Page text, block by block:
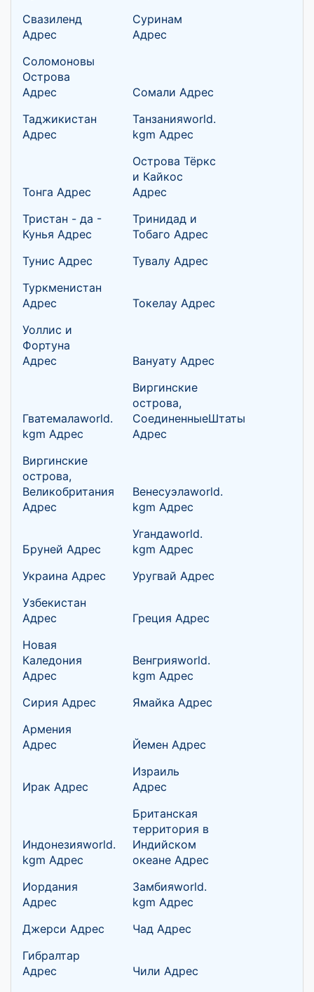
Свазиленд
Адрес
Суринам
Адрес
Соломоновы
Острова
Адрес
Сомали Адрес
Таджикистан
Адрес
Танзанияworld.
kgm Адрес
Тонга Адрес
Острова Тёркс
и Кайкос
Адрес
Тристан - да -
Кунья Адрес
Тринидад и
Тобаго Адрес
Тунис Адрес
Тувалу Адрес
Туркменистан
Адрес
Токелау Адрес
Уоллис и
Фортуна
Адрес
Вануату Адрес
Гватемалаworld.
kgm Адрес
Виргинские
острова,
СоединенныеШтаты
Адрес
Виргинские
острова,
Великобритания
Адрес
Венесуэлаworld.
kgm Адрес
Бруней Адрес
Угандаworld.
kgm Адрес
Украина Адрес
Уругвай Адрес
Узбекистан
Адрес
Греция Адрес
Новая
Каледония
Адрес
Венгрияworld.
kgm Адрес
Сирия Адрес
Ямайка Адрес
Армения
Адрес
Йемен Адрес
Ирак Адрес
Израиль
Адрес
Индонезияworld.
kgm Адрес
Британская
территория в
Индийском
океане Адрес
Иордания
Адрес
Замбияworld.
kgm Адрес
Джерси Адрес
Чад Адрес
Гибралтар
Адрес
Чили Адрес